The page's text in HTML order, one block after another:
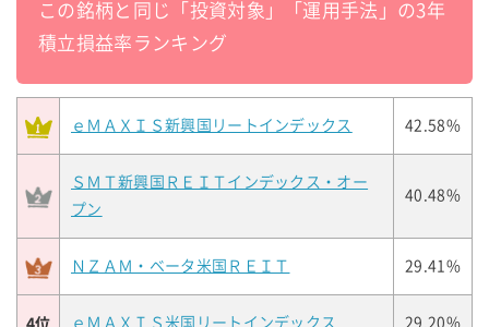
この銘柄と同じ「投資対象」「運用手法」の3年
積立損益率ランキング
ｅＭＡＸＩＳ新興国リートインデックス 42.58%
ＳＭＴ新興国ＲＥＩＴインデックス・オー
プン
40.48%
ＮＺＡＭ・ベータ米国ＲＥＩＴ 29.41%
4位 ｅＭＡＸＩＳ米国リートインデックス 29.20%